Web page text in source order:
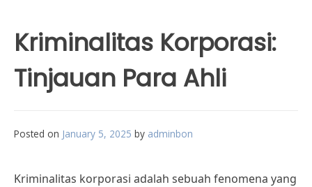
Kriminalitas Korporasi:
Tinjauan Para Ahli
Posted on January 5, 2025 by adminbon
Kriminalitas korporasi adalah sebuah fenomena yang